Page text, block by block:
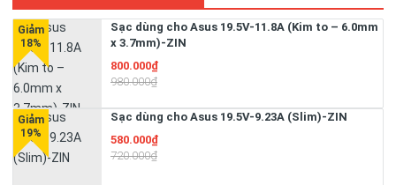
Sạc dùng cho Asus 19.5V-11.8A (Kim to – 6.0mm
x 3.7mm)-ZIN
800.000₫
980.000₫
Sạc dùng cho Asus 19.5V-9.23A (Slim)-ZIN
580.000₫
720.000₫